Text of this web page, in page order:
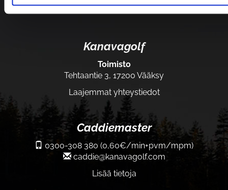
Kanavagolf
Toimisto
Tehtaantie 3, 17200 Vääksy
Laajemmat yhteystiedot
Caddiemaster
0300-308 380 (0,60€/min+pvm/mpm)
caddie@kanavagolf.com
Lisää tietoja